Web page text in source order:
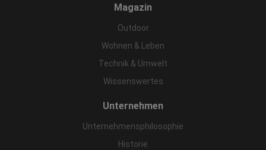
Magazin
Outdoor
Wohnen & Leben
Technik & Umwelt
Wissenswertes
Unternehmen
Unternehmensphilosophie
Historie